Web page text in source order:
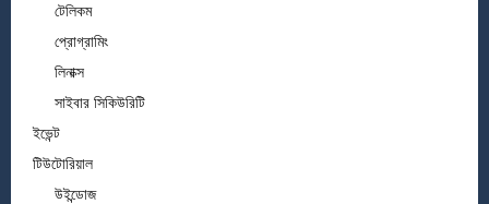
টেলিকম
প্রোগ্রামিং
লিনাক্স
সাইবার সিকিউরিটি
ইভেন্ট
টিউটোরিয়াল
উইন্ডোজ